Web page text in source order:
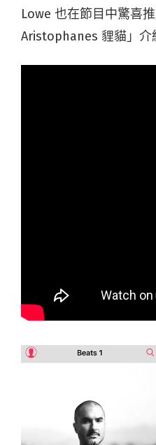
Lowe 也在節目中驚喜
Aristophanes 貍貓」介